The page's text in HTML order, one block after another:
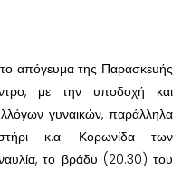
απόγευμα της Παρασκευής
με την υποδοχή και
γυναικών, παράλληλα
κ.α. Κορωνίδα των
το βράδυ (20:30) του